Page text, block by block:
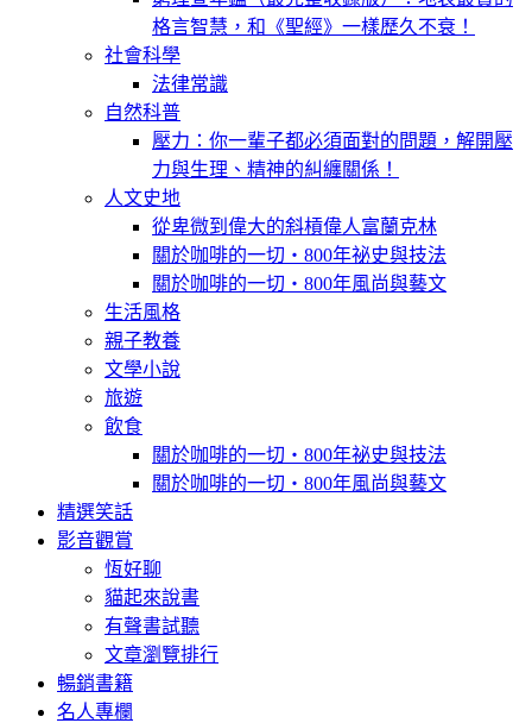
格言智慧，和《聖經》一樣歷久不衰！
社會科學
法律常識
自然科普
壓力：你一輩子都必須面對的問題，解開壓
力與生理、精神的糾纏關係！
人文史地
從卑微到偉大的斜槓偉人富蘭克林
關於咖啡的一切‧800年祕史與技法
關於咖啡的一切‧800年風尚與藝文
生活風格
親子教養
文學小說
旅遊
飲食
關於咖啡的一切‧800年祕史與技法
關於咖啡的一切‧800年風尚與藝文
精選笑話
影音觀賞
恆好聊
貓起來說書
有聲書試聽
文章瀏覽排行
暢銷書籍
名人專欄